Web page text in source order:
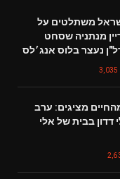
משתלטים על
מנתניה שסחט
נעצר בלוס אנג׳לס
3,035
מציגים: ערב
בבית של אלי